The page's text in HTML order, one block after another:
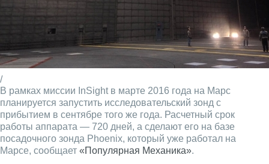
/
В рамках миссии InSight в марте 2016 года на Марс
планируется запустить исследовательский зонд с
прибытием в сентябре того же года. Расчетный срок
работы аппарата — 720 дней, а сделают его на базе
посадочного зонда Phoenix, который уже работал на
Марсе, сообщает «Популярная Механика».